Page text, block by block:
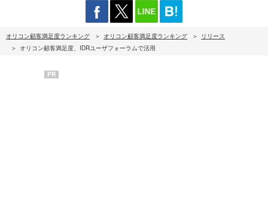
オリコン顧客満足度ランキング オリコン顧客満足度ランキング
リリース
オリコン顧客満足度、IDRユーザフォーラムで活用
PR